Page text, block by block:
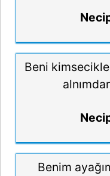
Beni
Benim